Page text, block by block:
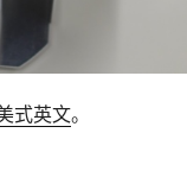
式英文。